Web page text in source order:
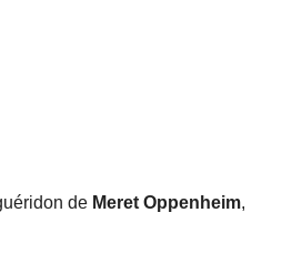
de Meret Oppenheim,